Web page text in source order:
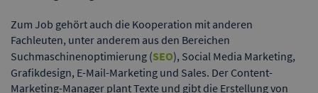
Zum Job gehört auch die Kooperation mit anderen
Fachleuten, unter anderem aus den Bereichen
Suchmaschinenoptimierung (SEO), Social Media Marketing,
Grafikdesign, E-Mail-Marketing und Sales. Der Content-
Marketing-Manager plant Texte und gibt die Erstellung von